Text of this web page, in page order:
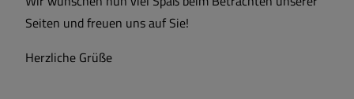
Seiten und freuen uns auf Sie!
Herzliche Grüße